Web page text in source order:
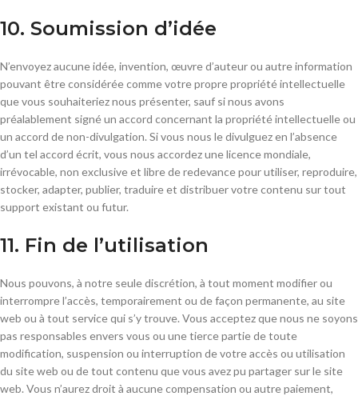
10. Soumission d’idée
N’envoyez aucune idée, invention, œuvre d’auteur ou autre information
pouvant être considérée comme votre propre propriété intellectuelle
que vous souhaiteriez nous présenter, sauf si nous avons
préalablement signé un accord concernant la propriété intellectuelle ou
un accord de non-divulgation. Si vous nous le divulguez en l’absence
d’un tel accord écrit, vous nous accordez une licence mondiale,
irrévocable, non exclusive et libre de redevance pour utiliser, reproduire,
stocker, adapter, publier, traduire et distribuer votre contenu sur tout
support existant ou futur.
11. Fin de l’utilisation
Nous pouvons, à notre seule discrétion, à tout moment modifier ou
interrompre l’accès, temporairement ou de façon permanente, au site
web ou à tout service qui s’y trouve. Vous acceptez que nous ne soyons
pas responsables envers vous ou une tierce partie de toute
modification, suspension ou interruption de votre accès ou utilisation
du site web ou de tout contenu que vous avez pu partager sur le site
web. Vous n’aurez droit à aucune compensation ou autre paiement,